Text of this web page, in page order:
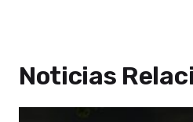
Noticias